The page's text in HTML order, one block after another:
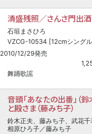
清盛残照／さんさ門出酒
石垣まさひろ
VZCG-10534 [12cmシング
2010/12/29発売
舞踊歌謡
音頭「あなたの出番」（
と殿さま（藤みち子）
鈴木正夫、藤みち子、武花千
相原ひろ子／藤みち子